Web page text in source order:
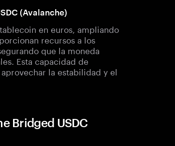
(Avalanche)
en euros, ampliando
recursos a los
que la moneda
Esta capacidad de
la estabilidad y el
Bridged USDC